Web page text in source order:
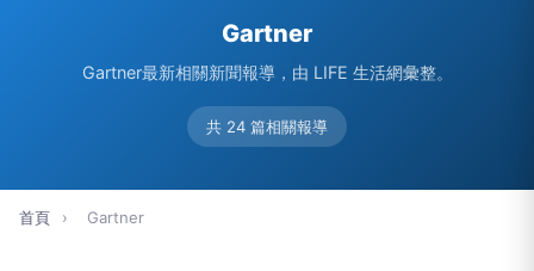
Gartner
Gartner最新相關新聞報導，由 LIFE 生活網彙整。
共 24 篇相關報導
首頁 › Gartner